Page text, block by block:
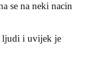
se na neki nacin
ljudi i uvijek je